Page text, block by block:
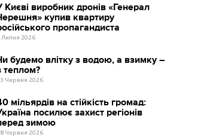
Києві виробник дронів «Генерал
купив квартиру
пропагандиста
Липня 2026
будемо влітку з водою, а взимку –
теплом?
Червня 2026
мільярдів на стійкість громад:
посилює захист регіонів
зимою
Червня 2026